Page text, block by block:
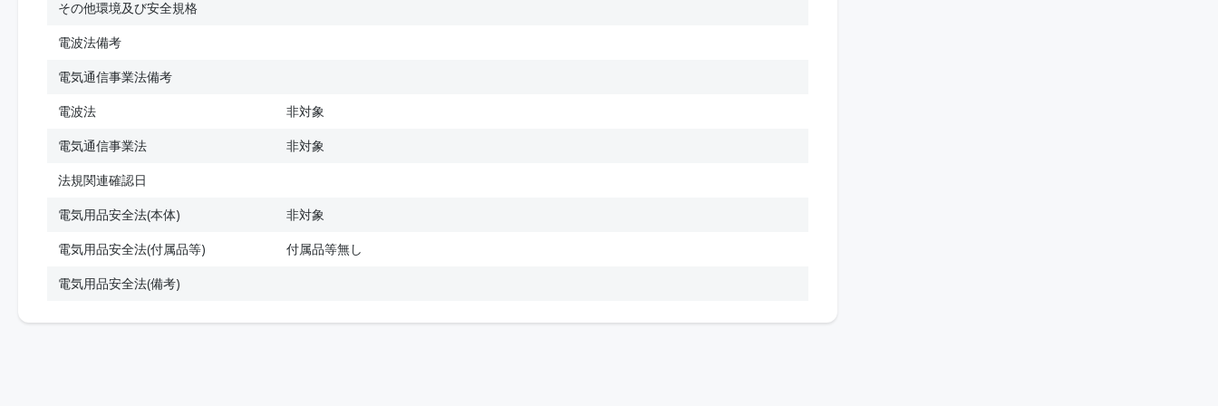
その他環境及び安全規格
電波法備考
電気通信事業法備考
電波法
非対象
電気通信事業法
非対象
法規関連確認日
電気用品安全法(本体)
非対象
電気用品安全法(付属品等)
付属品等無し
電気用品安全法(備考)